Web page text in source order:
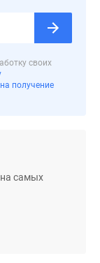
своих
получение
самых